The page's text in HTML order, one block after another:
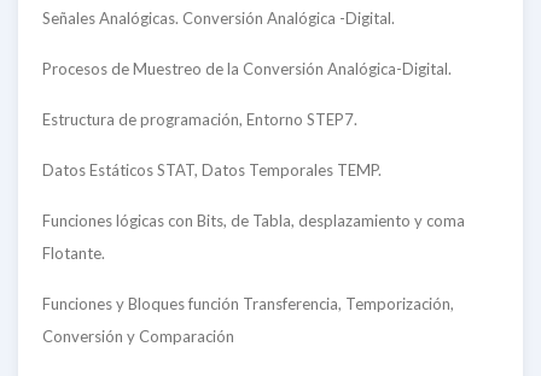
Señales Analógicas. Conversión Analógica -Digital.
Procesos de Muestreo de la Conversión Analógica-Digital.
Estructura de programación, Entorno STEP7.
Datos Estáticos STAT, Datos Temporales TEMP.
Funciones lógicas con Bits, de Tabla, desplazamiento y coma
Flotante.
Funciones y Bloques función Transferencia, Temporización,
Conversión y Comparación